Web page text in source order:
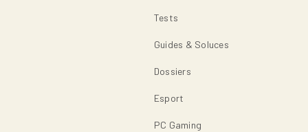
Tests
Guides & Soluces
Dossiers
Esport
PC Gaming